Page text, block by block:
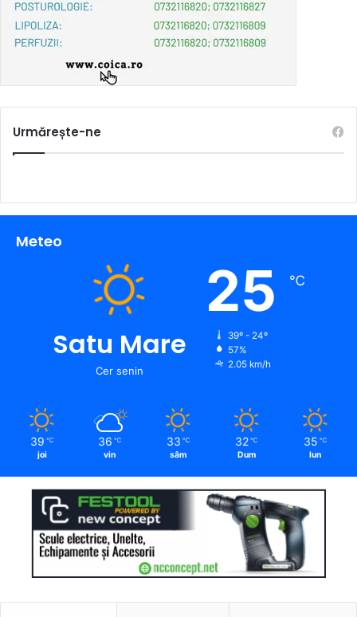
Urmărește-ne
Meteo
Satu Mare
Cer senin
25 ℃
39º - 24º
57%
2.05 km/h
39 ℃
joi
36 ℃
vin
33 ℃
sâm
32 ℃
Dum
35 ℃
lun